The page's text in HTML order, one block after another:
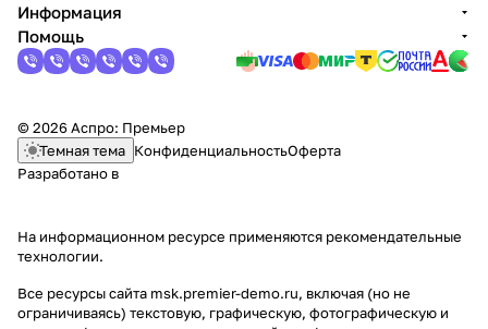
Информация
Помощь
© 2026 Аспро: Премьер
Темная тема КонфиденциальностьОферта
Разработано в
На информационном ресурсе применяются рекомендательные
технологии.
Все ресурсы сайта msk.premier-demo.ru, включая (но не
ограничиваясь) текстовую, графическую, фотографическую и